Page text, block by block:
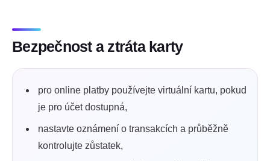
Bezpečnost a ztráta karty
pro online platby používejte virtuální kartu, pokud
je pro účet dostupná,
nastavte oznámení o transakcích a průběžně
kontrolujte zůstatek,